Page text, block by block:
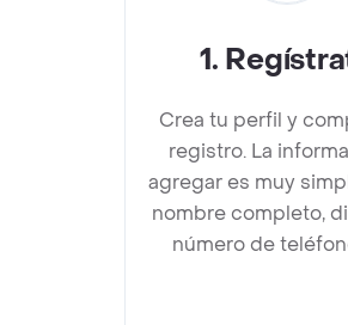
1.
Crea tu perfil y
registro. La
agregar es muy
nombre completo,
número de